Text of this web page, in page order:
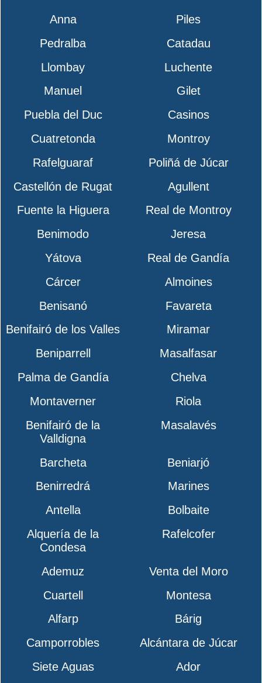
Anna
Piles
Pedralba
Catadau
Llombay
Luchente
Manuel
Gilet
Puebla del Duc
Casinos
Cuatretonda
Montroy
Rafelguaraf
Poliñá de Júcar
Castellón de Rugat
Agullent
Fuente la Higuera
Real de Montroy
Benimodo
Jeresa
Yátova
Real de Gandía
Cárcer
Almoines
Benisanó
Favareta
Benifairó de los Valles
Miramar
Beniparrell
Masalfasar
Palma de Gandía
Chelva
Montaverner
Riola
Benifairó de la
Valldigna
Masalavés
Barcheta
Beniarjó
Benirredrá
Marines
Antella
Bolbaite
Alquería de la
Condesa
Rafelcofer
Ademuz
Venta del Moro
Cuartell
Montesa
Alfarp
Bárig
Camporrobles
Alcántara de Júcar
Siete Aguas
Ador